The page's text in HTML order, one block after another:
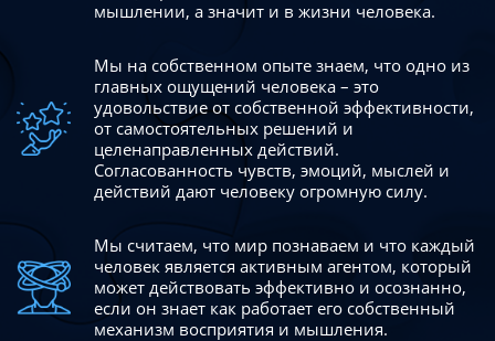
мышлении, а значит и в жизни человека.
Мы на собственном опыте знаем, что одно из
главных ощущений человека – это
удовольствие от собственной эффективности,
от самостоятельных решений и
целенаправленных действий.
Согласованность чувств, эмоций, мыслей и
действий дают человеку огромную силу.
Мы считаем, что мир познаваем и что каждый
человек является активным агентом, который
может действовать эффективно и осознанно,
если он знает как работает его собственный
механизм восприятия и мышления.